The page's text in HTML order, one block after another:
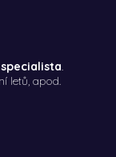
letů, apod.